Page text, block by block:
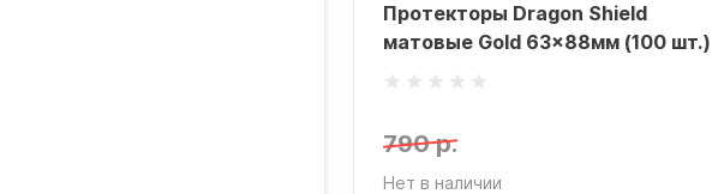
Протекторы Dragon Shield
матовые Gold 63x88мм (100 шт.)
790 р.
Нет в наличии